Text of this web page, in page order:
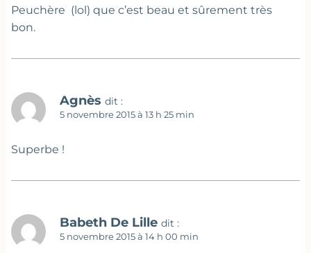
Peuchère (lol) que c’est beau et sûrement très
bon.
Agnès dit :
5 novembre 2015 à 13 h 25 min
Superbe !
Babeth De Lille dit :
5 novembre 2015 à 14 h 00 min